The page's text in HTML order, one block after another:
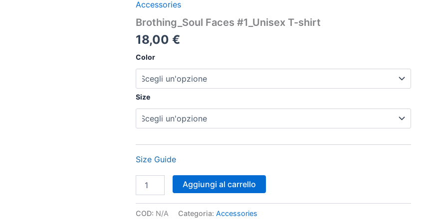
Accessories
Brothing_Soul Faces #1_Unisex T-shirt
18,00 €
Color
Size
Size Guide
#1_Unisex
shirt
quantità
Aggiungi al carrello
COD: N/A Categoria: Accessories